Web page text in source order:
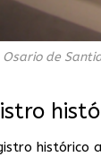
Osario de
histórico